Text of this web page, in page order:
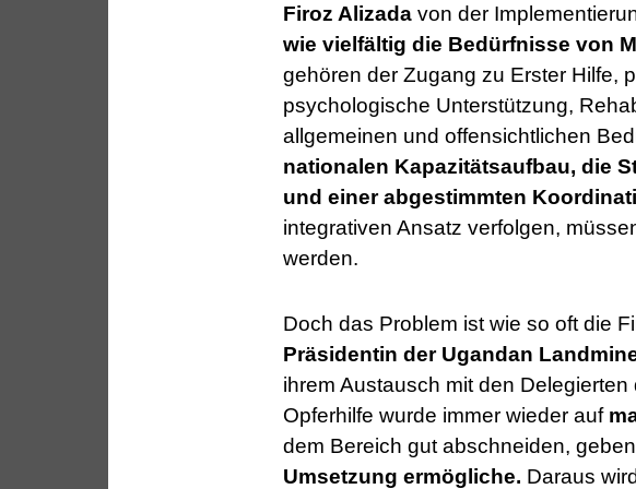
Firoz Alizada von der
wie vielfältig die Bedürfnisse von
gehören der Zugang zu Erster Hilfe,
psychologische Unterstützung,
allgemeinen und offensichtlichen
nationalen Kapazitätsaufbau, die
und einer abgestimmten
integrativen Ansatz verfolgen,
werden.
Doch das Problem ist wie so oft die
Präsidentin der Ugandan
ihrem Austausch mit den
Opferhilfe wurde immer wieder auf
dem Bereich gut abschneiden,
Umsetzung ermögliche. Daraus